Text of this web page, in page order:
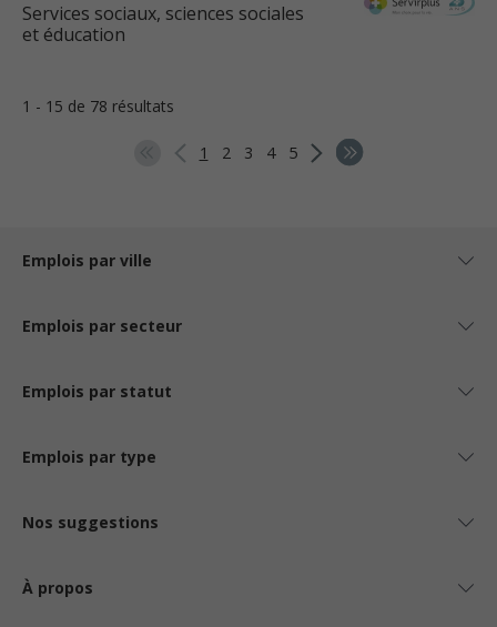
Services sociaux, sciences sociales
et éducation
1 - 15 de 78 résultats
1 2 3 4 5
Emplois par ville
Emplois par secteur
Emplois par statut
Emplois par type
Nos suggestions
À propos